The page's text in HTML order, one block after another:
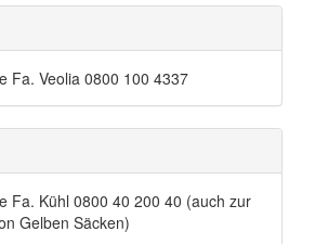
Fa. Veolia 0800 100 4337
Fa. Kühl 0800 40 200 40 (auch zur
Gelben Säcken)